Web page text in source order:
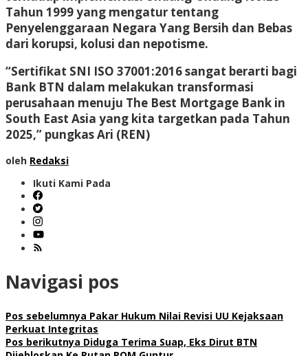
Tahun 1999 yang mengatur tentang
Penyelenggaraan Negara Yang Bersih dan Bebas
dari korupsi, kolusi dan nepotisme.
“Sertifikat SNI ISO 37001:2016 sangat berarti bagi
Bank BTN dalam melakukan transformasi
perusahaan menuju The Best Mortgage Bank in
South East Asia yang kita targetkan pada Tahun
2025,” pungkas Ari (REN)
oleh Redaksi
Ikuti Kami Pada
Navigasi pos
Pos sebelumnya Pakar Hukum Nilai Revisi UU Kejaksaan
Perkuat Integritas
Pos berikutnya Diduga Terima Suap, Eks Dirut BTN